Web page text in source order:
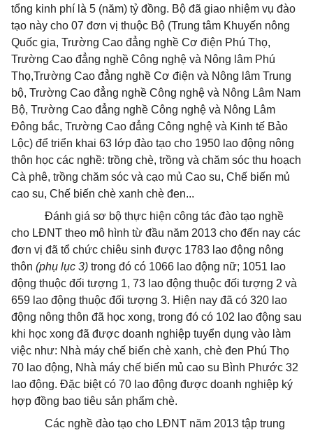
tổng kinh phí là 5 (năm) tỷ đồng. Bộ đã giao nhiệm vụ đào
tạo này cho 07 đơn vị thuộc Bộ (Trung tâm Khuyến nông
Quốc gia, Trường Cao đẳng nghề Cơ điện Phú Thọ,
Trường Cao đẳng nghề Công nghệ và Nông lâm Phú
Thọ,Trường Cao đẳng nghề Cơ điện và Nông lâm Trung
bộ, Trường Cao đẳng nghề Công nghệ và Nông Lâm Nam
Bộ, Trường Cao đẳng nghề Công nghệ và Nông Lâm
Đông bắc, Trường Cao đẳng Công nghệ và Kinh tế Bảo
Lộc) để triển khai 63 lớp đào tạo cho 1950 lao động nông
thôn học các nghề: trồng chè, trồng và chăm sóc thu hoạch
Cà phê, trồng chăm sóc và cạo mủ Cao su, Chế biến mủ
cao su, Chế biến chè xanh chè đen...
Đánh giá sơ bộ thực hiện công tác đào tạo nghề
cho LĐNT theo mô hình từ đầu năm 2013 cho đến nay các
đơn vị đã tổ chức chiêu sinh được 1783 lao động nông
thôn (phụ lục 3) trong đó có 1066 lao động nữ; 1051 lao
động thuộc đối tượng 1, 73 lao động thuộc đối tượng 2 và
659 lao động thuộc đối tượng 3. Hiện nay đã có 320 lao
động nông thôn đã học xong, trong đó có 102 lao động sau
khi học xong đã được doanh nghiệp tuyển dụng vào làm
việc như: Nhà máy chế biến chè xanh, chè đen Phú Thọ
70 lao động, Nhà máy chế biến mủ cao su Bình Phước 32
lao động. Đặc biệt có 70 lao động được doanh nghiệp ký
hợp đồng bao tiêu sản phẩm chè.
Các nghề đào tạo cho LĐNT năm 2013 tập trung